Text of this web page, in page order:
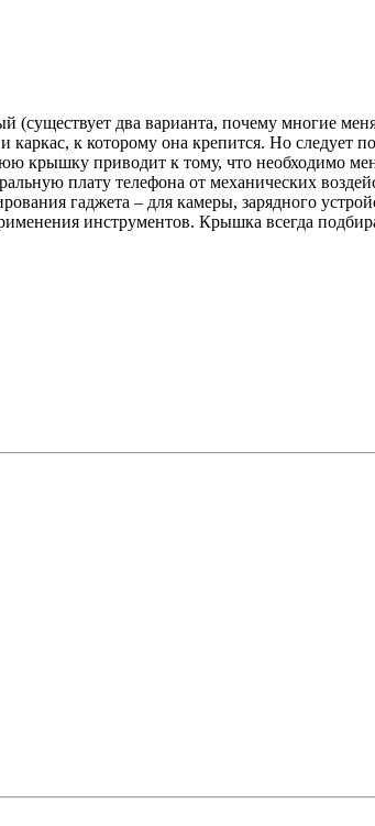
(существует два варианта, почему многие
к которому она крепится. Но следует
крышку приводит к тому, что необходимо
плату телефона от механических
гаджета – для камеры, зарядного
инструментов. Крышка всегда